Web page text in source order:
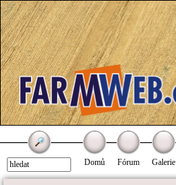
Domů Fórum Galerie